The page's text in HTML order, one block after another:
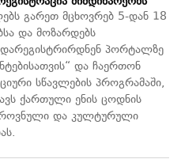
გარეთ მცხოვრებ 5-დან 18
და მოზარდებს
პორტალზე
და ჩაერთონ
სწავლების პროგრამაში,
ქართული ენის ცოდნის
და კულტურული